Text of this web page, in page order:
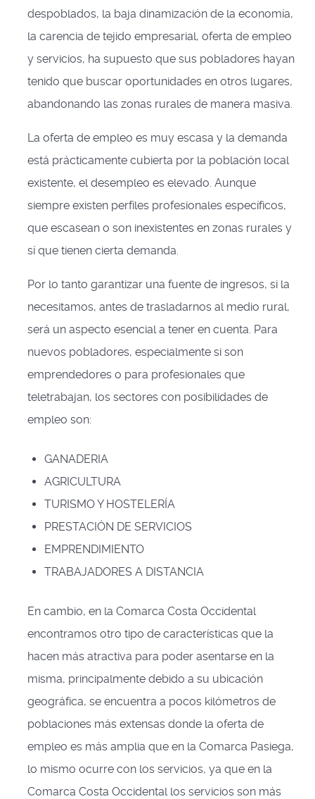
despoblados, la baja dinamización de la economía,
la carencia de tejido empresarial, oferta de empleo
y servicios, ha supuesto que sus pobladores hayan
tenido que buscar oportunidades en otros lugares,
abandonando las zonas rurales de manera masiva.
La oferta de empleo es muy escasa y la demanda
está prácticamente cubierta por la población local
existente, el desempleo es elevado. Aunque
siempre existen perfiles profesionales específicos,
que escasean o son inexistentes en zonas rurales y
sí que tienen cierta demanda.
Por lo tanto garantizar una fuente de ingresos, si la
necesitamos, antes de trasladarnos al medio rural,
será un aspecto esencial a tener en cuenta. Para
nuevos pobladores, especialmente si son
emprendedores o para profesionales que
teletrabajan, los sectores con posibilidades de
empleo son:
GANADERIA
AGRICULTURA
TURISMO Y HOSTELERÍA
PRESTACIÓN DE SERVICIOS
EMPRENDIMIENTO
TRABAJADORES A DISTANCIA
En cambio, en la Comarca Costa Occidental
encontramos otro tipo de características que la
hacen más atractiva para poder asentarse en la
misma, principalmente debido a su ubicación
geográfica, se encuentra a pocos kilómetros de
poblaciones más extensas donde la oferta de
empleo es más amplia que en la Comarca Pasiega,
lo mismo ocurre con los servicios, ya que en la
Comarca Costa Occidental los servicios son más